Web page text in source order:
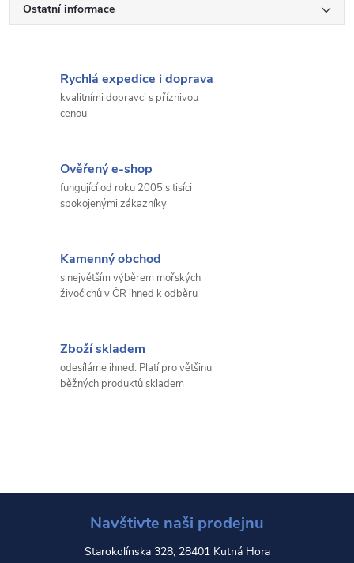
Ostatní informace
Rychlá expedice i doprava
kvalitními dopravci s příznivou
cenou
Ověřený e-shop
fungující od roku 2005 s tisíci
spokojenými zákazníky
Kamenný obchod
s největším výběrem mořských
živočichů v ČR ihned k odběru
Zboží skladem
odesíláme ihned. Platí pro většinu
běžných produktů skladem
Navštivte naši prodejnu
Starokolínska 328, 28401 Kutná Hora